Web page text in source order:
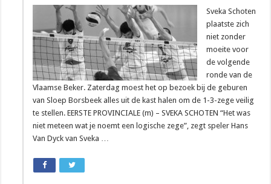
Sveka Schoten
plaatste zich
niet zonder
moeite voor
de volgende
ronde van de
Vlaamse Beker. Zaterdag moest het op bezoek bij de geburen
van Sloep Borsbeek alles uit de kast halen om de 1-3-zege veilig
te stellen. EERSTE PROVINCIALE (m) – SVEKA SCHOTEN “Het was
niet meteen wat je noemt een logische zege”, zegt speler Hans
Van Dyck van Sveka …